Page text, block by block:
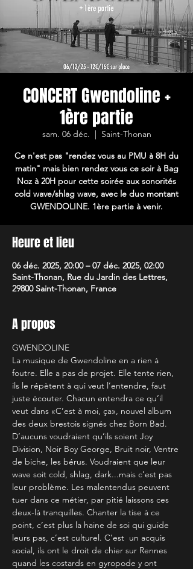
CONCERT Gwendoline +
1ère partie
sam. 06 déc.
  |
Saint-Thonan
Ce n'est pas "rendez vous au PMU à 8H du
matin" mais bien rendez vous ce soir à Bag
Noz à 20H pour cette soirée aux sonorités
cold wave/shlag wave, avec le duo montant
GWENDOLINE. 1ère partie à venir.
Heure et lieu
06 déc. 2025, 20:00 – 07 déc. 2025, 02:00
Saint-Thonan, Rue du Jardin des Lettres,
29800 Saint-Thonan, France
A propos
GWENDOLINE
La musique de Gwendoline en a rien à
foutre. Elle a pas de projet. Elle tente rien,
ils le répètent à qui veut l’entendre, faut
juste écouter. Chacun entendra ce qu’il
veut dans «C’est à moi, ça», nouvel album
des deux brestois signés chez Born Bad.
D’aucuns voudraient qu’ils soient Joy
Division, Noir Boy George, Bruit noir, Ventre
de biche, les bérus. Voudraient que leur
wave soit cold, shlag, dark...mais c’est pas
leur problème. Les malentendus peuvent
tuer dans ce métier, par pitié laissons ces
deux-là tranquilles. Chanter la tise à ce
point, c’est plus la haine de soi qui guide
leurs pas, c’est culturel. C’est  un acquis
social, ils ont le droit de chier sur Rennes
quand les costards en gyropode y ont